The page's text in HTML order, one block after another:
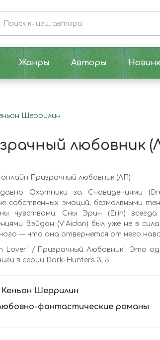
Жанры Авторы
Шеррилин
любовник
Призрачный любовник (ЛП)
Охотники за Сновидениями
собственных эмоций, безмолвными
чувствами. Сны Эрин (Erin)
Вэйдан (V’Aidan) был уже не в
— что она отвернется от него
Lover" /"Призрачный Любовник". Это
в серии Dark-Hunters 3, 5.
Кеньон Шеррилин
фантастические романы